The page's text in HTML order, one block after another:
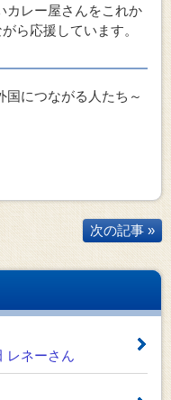
カレー屋さんをこれか
ら応援しています。
国につながる人たち～
次の記事 »
レネーさん